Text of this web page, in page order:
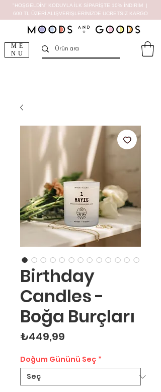
ME
NU
"HOŞGELDİN" KODUYLA İLK SİPARİŞTE 10% İNDİRİM |
600 TL ÜZERİ ALIŞVERİŞLERİNİZDE ÜCRETSİZ KARGO
Birthday
Candles -
Boğa Burçları
₺449,99
Doğum Gününü Seç *